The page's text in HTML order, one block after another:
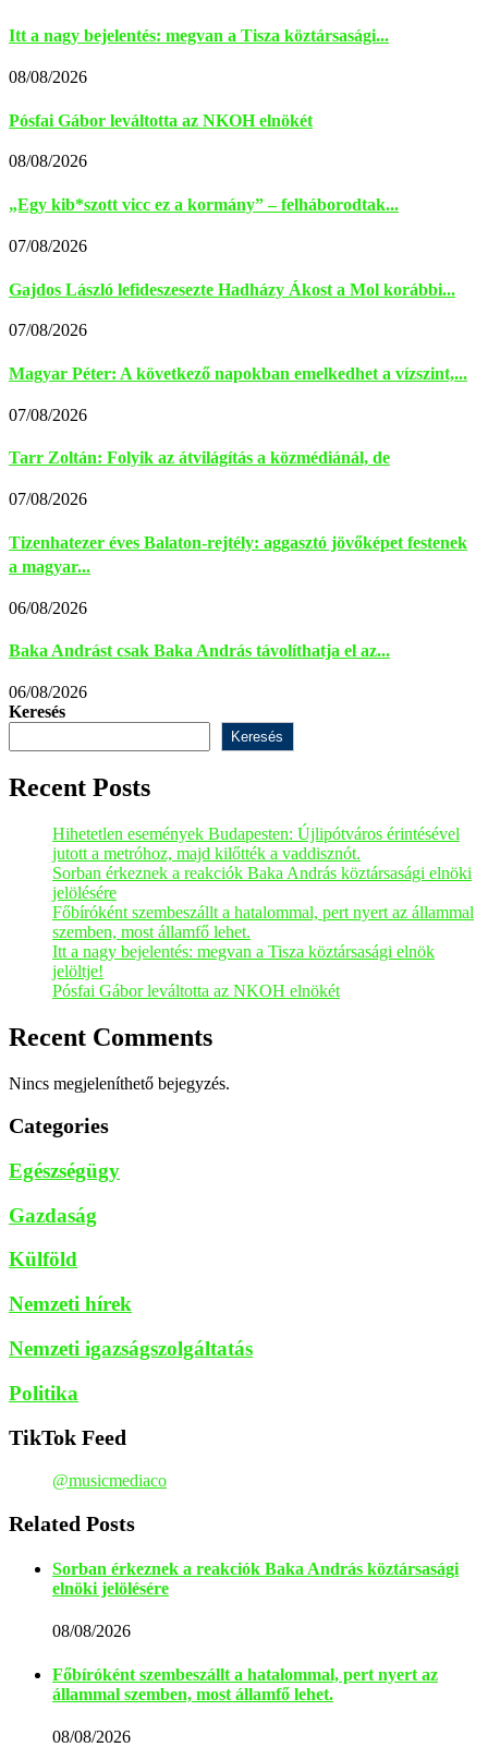
Itt a nagy bejelentés: megvan a Tisza köztársasági...
08/08/2026
Pósfai Gábor leváltotta az NKOH elnökét
08/08/2026
„Egy kib*szott vicc ez a kormány” – felháborodtak...
07/08/2026
Gajdos László lefideszesezte Hadházy Ákost a Mol korábbi...
07/08/2026
Magyar Péter: A következő napokban emelkedhet a vízszint,...
07/08/2026
Tarr Zoltán: Folyik az átvilágítás a közmédiánál, de
07/08/2026
Tizenhatezer éves Balaton-rejtély: aggasztó jövőképet festenek
a magyar...
06/08/2026
Baka Andrást csak Baka András távolíthatja el az...
06/08/2026
Keresés
Keresés
Recent Posts
Hihetetlen események Budapesten: Újlipótváros érintésével
jutott a metróhoz, majd kilőtték a vaddisznót.
Sorban érkeznek a reakciók Baka András köztársasági elnöki
jelölésére
Főbíróként szembeszállt a hatalommal, pert nyert az állammal
szemben, most államfő lehet.
Itt a nagy bejelentés: megvan a Tisza köztársasági elnök
jelöltje!
Pósfai Gábor leváltotta az NKOH elnökét
Recent Comments
Nincs megjeleníthető bejegyzés.
Categories
Egészségügy
Gazdaság
Külföld
Nemzeti hírek
Nemzeti igazságszolgáltatás
Politika
TikTok Feed
@musicmediaco
Related Posts
Sorban érkeznek a reakciók Baka András köztársasági
elnöki jelölésére
08/08/2026
Főbíróként szembeszállt a hatalommal, pert nyert az
állammal szemben, most államfő lehet.
08/08/2026